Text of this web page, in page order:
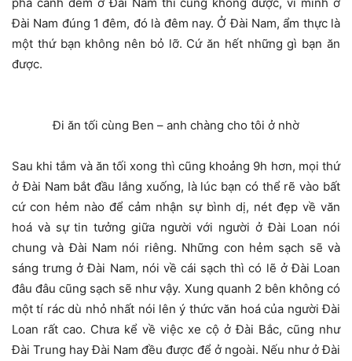
Đài Nam đúng 1 đêm, đó là đêm nay. Ở Đài Nam, ẩm thực là
một thứ bạn không nên bỏ lỡ. Cứ ăn hết những gì bạn ăn
được.
Đi ăn tối cùng Ben – anh chàng cho tôi ở nhờ
Sau khi tắm và ăn tối xong thì cũng khoảng 9h hơn, mọi thứ
ở Đài Nam bắt đầu lắng xuống, là lúc bạn có thể rẽ vào bất
cứ con hẻm nào để cảm nhận sự bình dị, nét đẹp về văn
hoá và sự tin tưởng giữa người với người ở Đài Loan nói
chung và Đài Nam nói riêng. Những con hẻm sạch sẽ và
sáng trưng ở Đài Nam, nói về cái sạch thì có lẽ ở Đài Loan
đâu đâu cũng sạch sẽ như vậy. Xung quanh 2 bên không có
một tí rác dù nhỏ nhất nói lên ý thức văn hoá của người Đài
Loan rất cao. Chưa kể về việc xe cộ ở Đài Bắc, cũng như
Đài Trung hay Đài Nam đều được để ở ngoài. Nếu như ở Đài